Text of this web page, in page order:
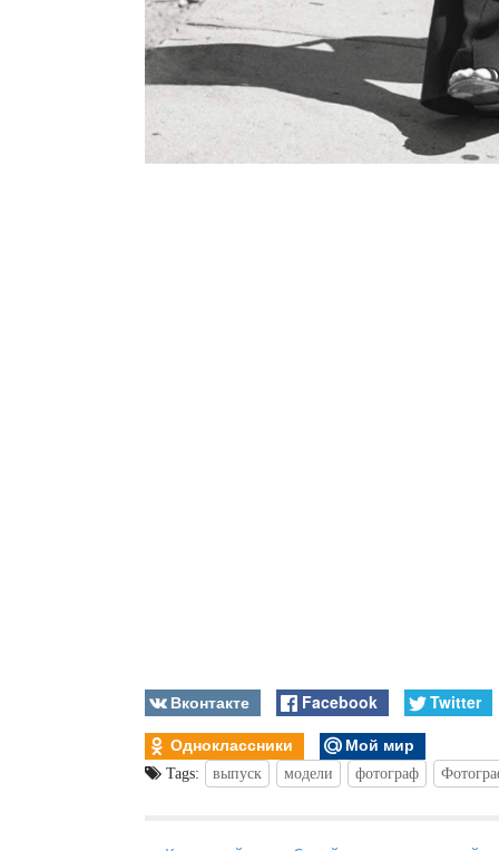
Вконтакте Facebook
Twitter
Одноклассники
Мой мир
Tags: выпуск модели фотограф